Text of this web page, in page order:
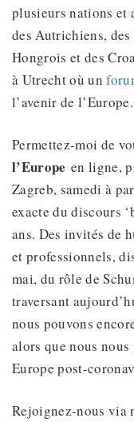
plusieurs nations et
des Autrichiens,
Hongrois et des
à Utrecht où un
l’avenir de l’Europe.
Permettez-moi de
l’Europeen ligne,
Zagreb, samedi à
exacte du discours
ans. Des invités de
et professionnels,
mai, du rôle de
traversant
nous pouvons
alors que nous
Europe post-
Rejoignez-nous via